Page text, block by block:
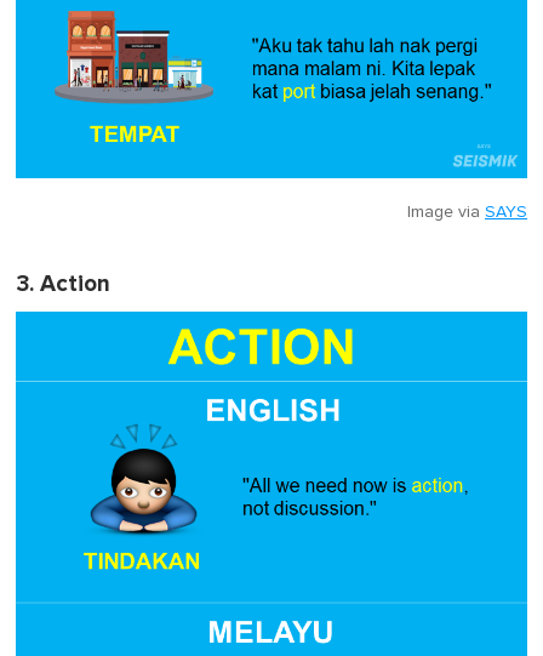
Image via SAYS
3. Action